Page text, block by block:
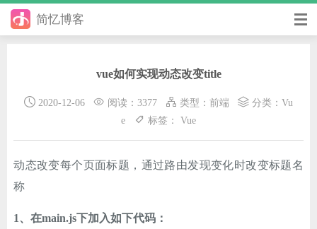
简忆博客
手册
日记
vue如何实现动态改变title
2020-12-06 阅读：3377 类型： 前端 分类： Vu
e
标签： Vue
动态改变每个页面标题，通过路由发现变化时改变标题名
称
1、在main.js下加入如下代码：